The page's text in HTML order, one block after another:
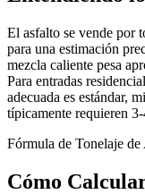
El asfalto se vende por
para una estimación
mezcla caliente pesa
Para entradas
adecuada es estándar,
típicamente requieren
Fórmula de Tonelaje
Cómo